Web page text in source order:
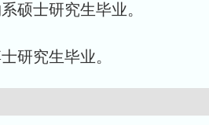
硕士研究生毕业。
研究生毕业。